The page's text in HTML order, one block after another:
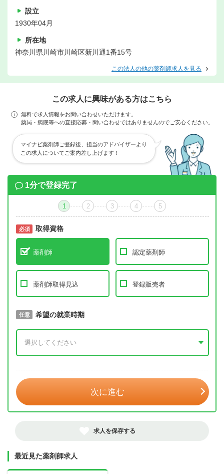
設立
1930年04月
所在地
神奈川県川崎市川崎区新川通1番15号
この法人の他の薬剤師求人を見る
この求人に興味がある方はこちら
無料で求人情報をお問い合わせいただけます。
薬局・病院等への直接応募・問い合わせではありませんのでご安心ください。
マイナビ薬剤師ご登録後、担当のアドバイザーより
この求人についてご案内差し上げます！
1分で登録完了
1 2 3 4 5
必須 取得資格
薬剤師 認定薬剤師
薬剤師取得見込 登録販売者
必須 取得予定年
任意 希望の就業時期
次に進む
求人を保存する
最近見た薬剤師求人